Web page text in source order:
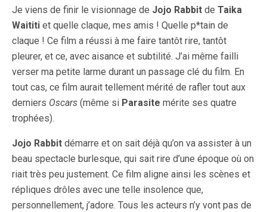
Je viens de finir le visionnage de Jojo Rabbit de Taika
Waititi et quelle claque, mes amis ! Quelle p*tain de
claque ! Ce film a réussi à me faire tantôt rire, tantôt
pleurer, et ce, avec aisance et subtilité. J’ai même failli
verser ma petite larme durant un passage clé du film. En
tout cas, ce film aurait tellement mérité de rafler tout aux
derniers Oscars (même si Parasite mérite ses quatre
trophées).
Jojo Rabbit démarre et on sait déjà qu’on va assister à un
beau spectacle burlesque, qui sait rire d’une époque où on
riait très peu justement. Ce film aligne ainsi les scènes et
répliques drôles avec une telle insolence que,
personnellement, j’adore. Tous les acteurs n’y vont pas de